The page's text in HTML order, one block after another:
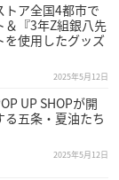
トア全国4都市で
＆『3年Z組銀八先
を使用したグッズ
2025年5月12日
UP SHOPが開
五条・夏油たち
2025年5月12日